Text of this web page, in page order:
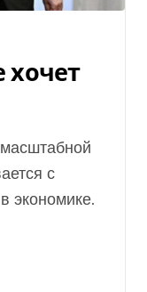
хочет
с
экономике.